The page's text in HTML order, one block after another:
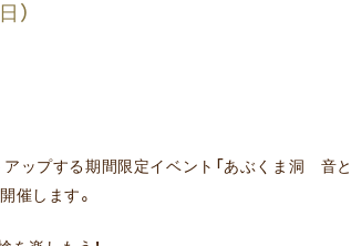
）
ップする期間限定イベント「あぶくま洞 音と
催します。